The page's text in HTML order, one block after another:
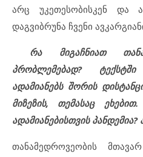
არც უკეთესობისკენ და
დაგვიბრუნა ჩვენი
რა მიგაჩნიათ
პრობლემებად?
ადამიანებს შორის
მიზეზის, თემასაც
ადამიანებისთვის
თანამედროვეობის